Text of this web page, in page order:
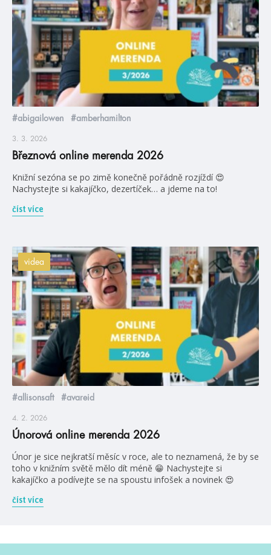
#abigailowen #amberhamilton
3. 3. 2026
Březnová online merenda 2026
Knižní sezóna se po zimě konečně pořádně rozjíždí 😍
Nachystejte si kakajíčko, dezertíček… a jdeme na to!
číst více
videa
#allisonsaft #avareid
4. 2. 2026
Únorová online merenda 2026
Únor je sice nejkratší měsíc v roce, ale to neznamená, že by se
toho v knižním světě mělo dít méně 😁 Nachystejte si
kakajíčko a podívejte se na spoustu infošek a novinek 😍
číst více